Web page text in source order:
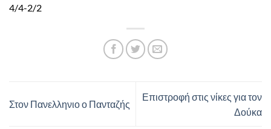
4/4-2/2
Στον Πανελληνιο ο Πανταζής
Επιστροφή στις νίκες για τον
Δούκα